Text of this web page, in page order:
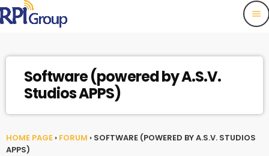
menu
Software (powered by A.S.V.
Studios APPS)
HOME PAGE › FORUM › SOFTWARE (POWERED BY A.S.V. STUDIOS
APPS)